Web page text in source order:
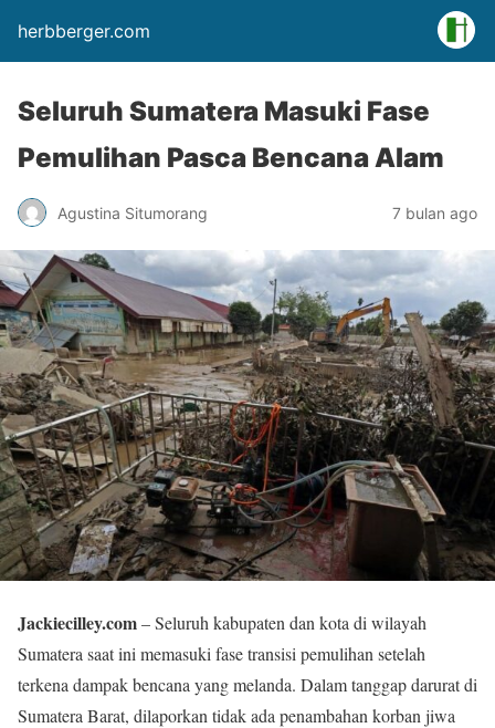
herbberger.com
Seluruh Sumatera Masuki Fase
Pemulihan Pasca Bencana Alam
Agustina Situmorang 7 bulan ago
Jackiecilley.com– Seluruh kabupaten dan kota di wilayah
Sumatera saat ini memasuki fase transisi pemulihan setelah
terkena dampak bencana yang melanda. Dalam tanggap darurat di
Sumatera Barat, dilaporkan tidak ada penambahan korban jiwa